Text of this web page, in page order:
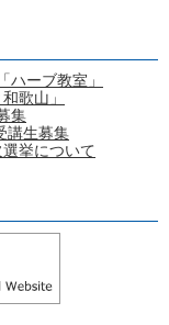
ーブ教室」
歌山」
集
生募集
挙について